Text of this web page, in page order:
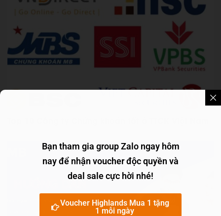
Bạn tham gia group Zalo ngay hôm
nay để nhận voucher độc quyền và
deal sale cực hời nhé!
Voucher Highlands Mua 1 tặng
1 mỗi ngày